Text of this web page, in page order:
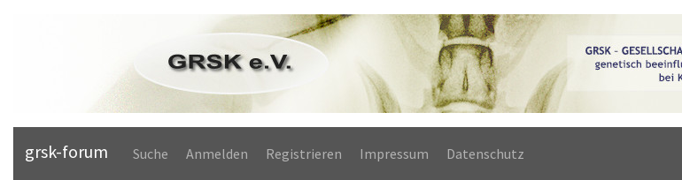
grsk-forum Suche Anmelden Registrieren Impressum Datenschutz